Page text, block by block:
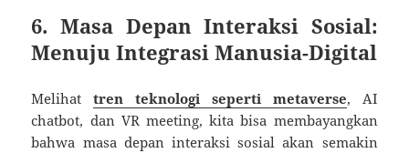
6. Masa Depan Interaksi Sosial:
Menuju Integrasi Manusia-Digital
Melihattren teknologi seperti metaverse, AI
chatbot, dan VR meeting, kita bisa membayangkan
bahwa masa depan interaksi sosial akan semakin